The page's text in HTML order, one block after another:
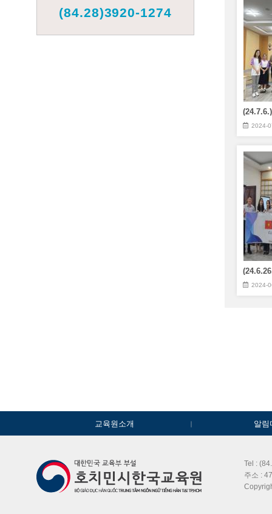
(84.28)3920-1274
2024-
2024-
교육원소개 알림
Tel :
주소 :